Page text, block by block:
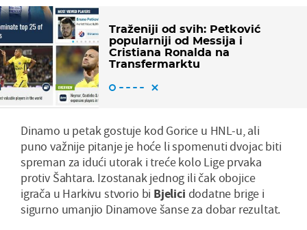
Traženiji od svih: Petković
popularniji od Messija i
Cristiana Ronalda na
Transfermarktu
Dinamo u petak gostuje kod Gorice u HNL-u, ali
puno važnije pitanje je hoće li spomenuti dvojac biti
spreman za idući utorak i treće kolo Lige prvaka
protiv Šahtara. Izostanak jednog ili čak obojice
igrača u Harkivu stvorio bi Bjelici dodatne brige i
sigurno umanjio Dinamove šanse za dobar rezultat.